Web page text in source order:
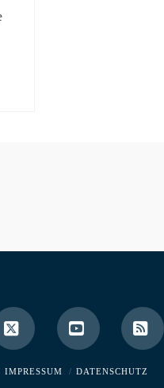
X YouTubeRSS
IMPRESSUM DATENSCHUTZ